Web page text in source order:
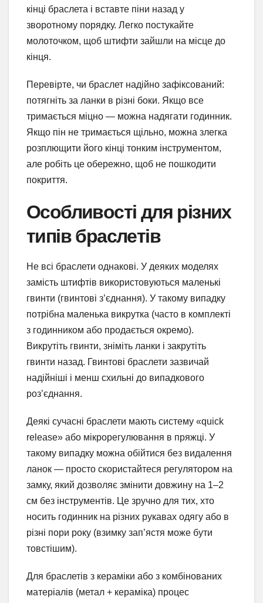
кінці браслета і вставте піни назад у
зворотному порядку. Легко постукайте
молоточком, щоб штифти зайшли на місце до
кінця.
Перевірте, чи браслет надійно зафіксований:
потягніть за ланки в різні боки. Якщо все
тримається міцно — можна надягати годинник.
Якщо пін не тримається щільно, можна злегка
розплющити його кінці тонким інструментом,
але робіть це обережно, щоб не пошкодити
покриття.
Особливості для різних
типів браслетів
Не всі браслети однакові. У деяких моделях
замість штифтів використовуються маленькі
гвинти (гвинтові з’єднання). У такому випадку
потрібна маленька викрутка (часто в комплекті
з годинником або продається окремо).
Викрутіть гвинти, зніміть ланки і закрутіть
гвинти назад. Гвинтові браслети зазвичай
надійніші і менш схильні до випадкового
роз’єднання.
Деякі сучасні браслети мають систему «quick
release» або мікрорегулювання в пряжці. У
такому випадку можна обійтися без видалення
ланок — просто скористайтеся регулятором на
замку, який дозволяє змінити довжину на 1–2
см без інструментів. Це зручно для тих, хто
носить годинник на різних рукавах одягу або в
різні пори року (взимку зап’ястя може бути
товстішим).
Для браслетів з кераміки або з комбінованих
матеріалів (метал + кераміка) процес